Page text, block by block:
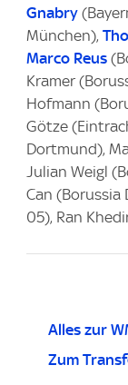
Gnabry
München),
Marco Reus
Kramer
Hofmann
Götze
Dortmund),
Julian Weigl
Can (Borussia
05), Ran
Alles zur
Zum